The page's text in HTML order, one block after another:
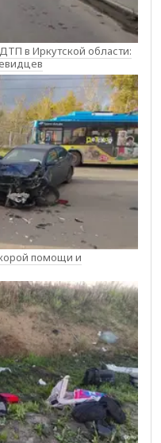
в Иркутской области:
помощи и